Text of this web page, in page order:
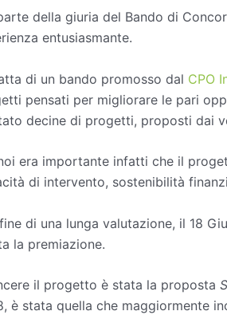
della giuria del Bando di
entusiasmante.
di un bando promosso dal CPO
pensati per migliorare le pari
decine di progetti, proposti dai
era importante infatti che il
di intervento, sostenibilità
di una lunga valutazione, il 18
la premiazione.
il progetto è stata la proposta
è stata quella che maggiormente